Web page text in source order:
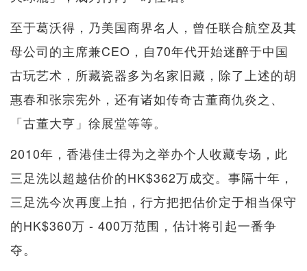
至于葛沃得，乃美国商界名人，曾任联合航空及其
母公司的主席兼CEO，自70年代开始迷醉于中国
古玩艺术，所藏瓷器多为名家旧藏，除了上述的胡
惠春和张宗宪外，还有诸如传奇古董商仇炎之、
「古董大亨」徐展堂等等。
2010年，香港佳士得为之举办个人收藏专场，此
三足洗以超越估价的HK$362万成交。事隔十年，
三足洗今次再度上拍，行方把把估价定于相当保守
的HK$360万 - 400万范围，估计将引起一番争
夺。